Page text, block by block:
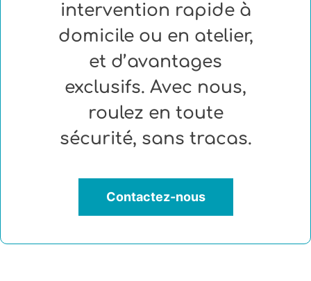
intervention rapide à
domicile ou en atelier,
et d’avantages
exclusifs. Avec nous,
roulez en toute
sécurité, sans tracas.
Contactez-nous